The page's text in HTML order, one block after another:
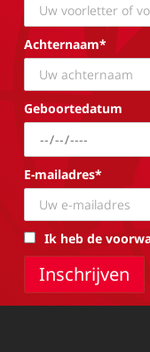
Achternaam*
Geboortedatum
E-mailadres*
Ik heb de